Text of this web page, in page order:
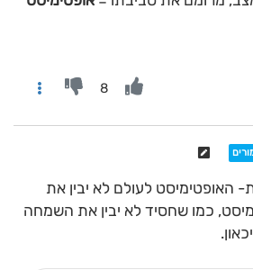
8
האופטימיסט לעולם לא יבין את
כמו שחסיד לא יבין את השמחה